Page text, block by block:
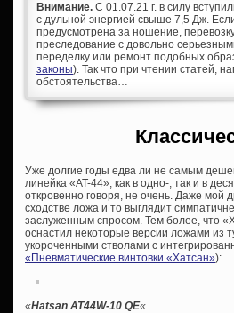
Внимание. С 01.07.21 г. в силу
с дульной энергией свыше 7,5 Дж.
предусмотрена за ношение,
преследование с довольно
переделку или ремонт подобных
законы). Так что при чтении статей,
обстоятельства…
Уже долгие годы едва ли не самым
линейка «AT-44», как в одно-, так и в
откровенно говоря, не очень. Даже
сходстве ложа и то выглядит
заслуженным спросом. Тем более, что
оснастил некоторые версии ложами из
укороченными стволами с
«Пневматические винтовки «Хатсан»):
«Hatsan AT44W-10 QE«